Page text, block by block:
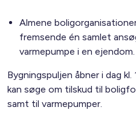
Almene
fremsende én samlet
varmepumpe i en ejendom.
Bygningspuljen åbner i dag
kan søge om tilskud til
samt til varmepumper.